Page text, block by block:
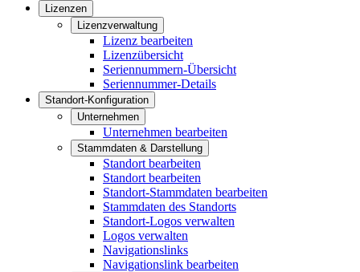
Lizenzen
Lizenzverwaltung
Lizenz bearbeiten
Lizenzübersicht
Seriennummern-Übersicht
Seriennummer-Details
Standort-Konfiguration
Unternehmen
Unternehmen bearbeiten
Stammdaten & Darstellung
Standort bearbeiten
Standort bearbeiten
Standort-Stammdaten bearbeiten
Stammdaten des Standorts
Standort-Logos verwalten
Logos verwalten
Navigationslinks
Navigationslink bearbeiten